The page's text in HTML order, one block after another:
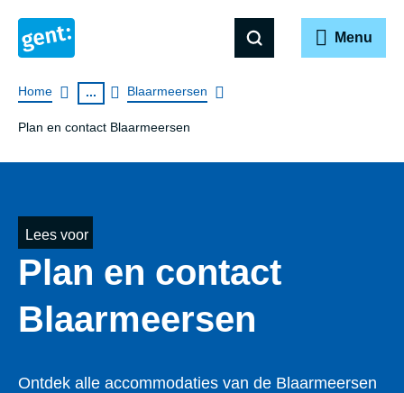
Menu
Breadcrumb
Home ... Blaarmeersen
Plan en contact Blaarmeersen
Lees voor
Plan en contact
Blaarmeersen
Ontdek alle accommodaties van de Blaarmeersen